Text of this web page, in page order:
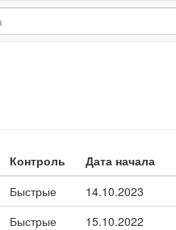
Контроль Дата начала
Быстрые 14.10.2023
Быстрые 15.10.2022